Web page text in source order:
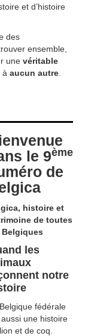
et d’histoire
des
ensemble,
une véritable
à aucun autre
le 9ème
de
histoire et
de toutes
Belgiques
les
notre
fédérale
une histoire
et de coq.